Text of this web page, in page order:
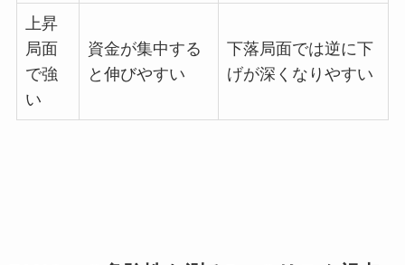
上昇
局面
で強
い
資金が集中する
と伸びやすい
下落局面では逆に下
げが深くなりやすい